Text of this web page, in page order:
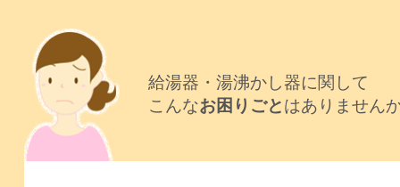
給湯器・湯沸かし器に関して
こんなお困りごとはありません